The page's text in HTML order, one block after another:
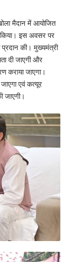
मैदान में आयोजित
इस अवसर पर
की। मुख्यमंत्री
दी जाएगी और
कराया जाएगा।
एवं कत्यूर
जाएगी।